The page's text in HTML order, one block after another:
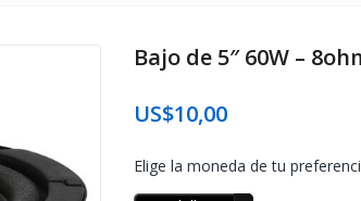
Bajo de 5″ 60W –
US$10,00
Elige la moneda de tu